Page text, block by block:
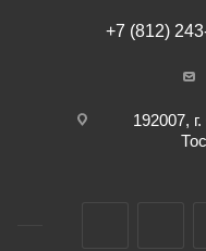
+7 (812)
192007,